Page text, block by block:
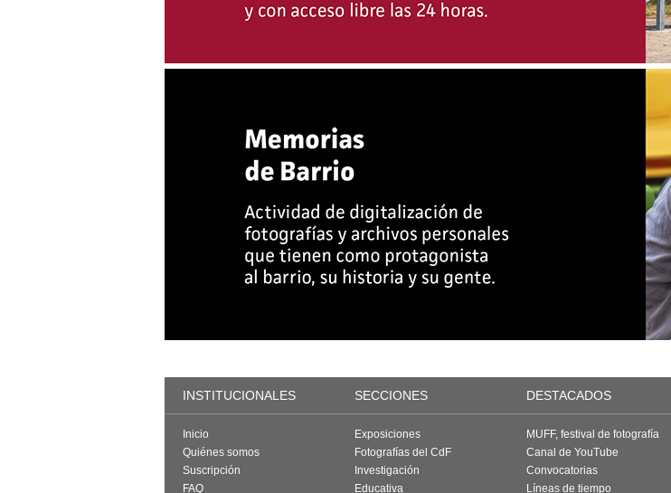
INSTITUCIONALES SECCIONES DESTACADOS
Inicio
Quiénes somos
Suscripción
FAQ
Exposiciones
Fotografías del CdF
Investigación
Educativa
MUFF, festival de fotografía
Canal de YouTube
Convocatorias
Líneas de tiempo